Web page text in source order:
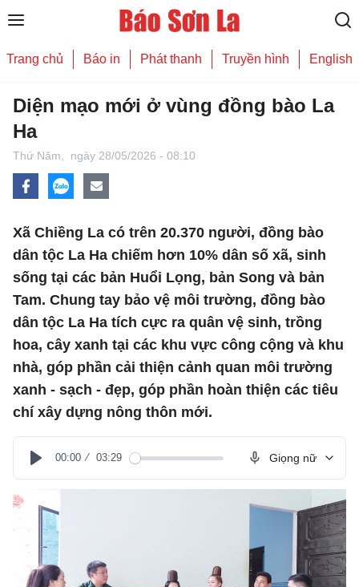
Trang chủ Báo in Phát thanh Truyền hình English
Diện mạo mới ở vùng đồng bào La
Ha
Thứ Năm, ngày 28/05/2026 - 08:10
Xã Chiềng La có trên 20.370 người, đồng bào
dân tộc La Ha chiếm hơn 10% dân số xã, sinh
sống tại các bản Huổi Lọng, bản Song và bản
Tam. Chung tay bảo vệ môi trường, đồng bào
dân tộc La Ha tích cực ra quân vệ sinh, trồng
hoa, cây xanh tại các khu vực công cộng và khu
nhà, góp phần cải thiện cảnh quan môi trường
xanh - sạch - đẹp, góp phần hoàn thiện các tiêu
chí xây dựng nông thôn mới.
Play
00:00 03:29 Giọng nữ